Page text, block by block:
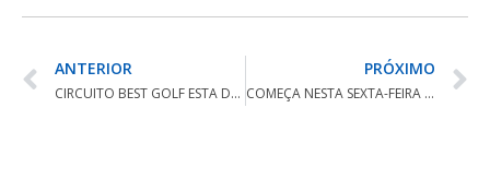
ANTERIOR
CIRCUITO BEST GOLF ESTA DE VOLTA
PRÓXIMO
COMEÇA NESTA SEXTA-FEIRA O 15º ABERTO DA FPCG